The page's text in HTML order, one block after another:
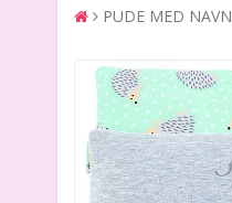
PUDE MED NAVN